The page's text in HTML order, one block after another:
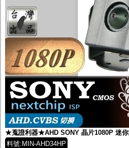
★蒐證利器★AHD SONY 晶片1080P 迷你
料號:MIN-AHD34HP